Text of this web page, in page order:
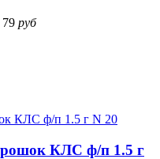
79 руб
КЛС ф/п 1.5 г